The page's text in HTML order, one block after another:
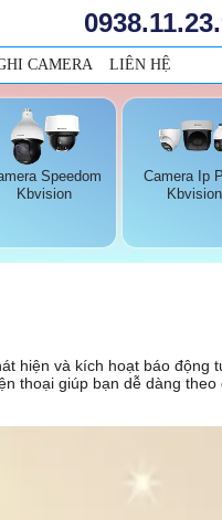
CAMERA LIÊN HỆ
Speedom
Kbvision
Camera Ip
Kbvision
hiện và kích hoạt báo động
thoại giúp bạn dễ dàng theo